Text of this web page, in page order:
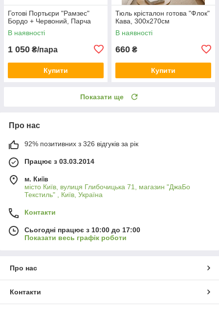
Готові Портьєри "Рамзес"
Бордо + Червоний, Парча
В наявності
1 050 ₴/пара
Купити
Тюль крісталон готова "Флок"
Кава, 300х270см
В наявності
660 ₴
Купити
Показати ще
Про нас
92% позитивних з 326 відгуків за рік
Працює з 03.03.2014
м. Київ
місто Київ, вулиця Глибочицька 71, магазин "ДжаБо
Текстиль" , Київ, Україна
Контакти
Сьогодні працює з 10:00 до 17:00
Показати весь графік роботи
Про нас
Контакти